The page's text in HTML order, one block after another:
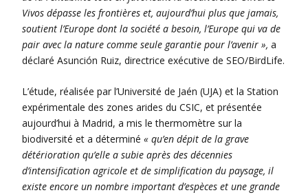
Vivos dépasse les frontières et, aujourd’hui plus que jamais,
soutient l’Europe dont la société a besoin, l’Europe qui va de
pair avec la nature comme seule garantie pour l’avenir », a
déclaré Asunción Ruiz, directrice exécutive de SEO/BirdLife.
L’étude, réalisée par l’Université de Jaén (UJA) et la Station
expérimentale des zones arides du CSIC, et présentée
aujourd’hui à Madrid, a mis le thermomètre sur la
biodiversité et a déterminé « qu’en dépit de la grave
détérioration qu’elle a subie après des décennies
d’intensification agricole et de simplification du paysage, il
existe encore un nombre important d’espèces et une grande